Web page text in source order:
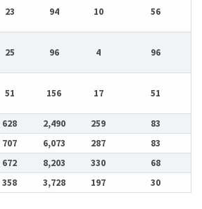
23 94 10 56
25 96 4 96
51 156 17 51
628 2,490 259
83
707 6,073 287
83
672 8,203 330
68
358 3,728 197 30